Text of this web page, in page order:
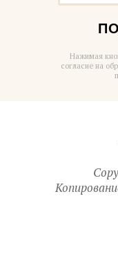
Нажимая
согласие на